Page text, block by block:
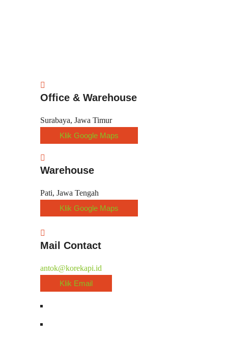
Office & Warehouse
Surabaya, Jawa Timur
Klik Google Maps
Warehouse
Pati, Jawa Tengah
Klik Google Maps
Mail Contact
antok@korekapi.id
Klik Email